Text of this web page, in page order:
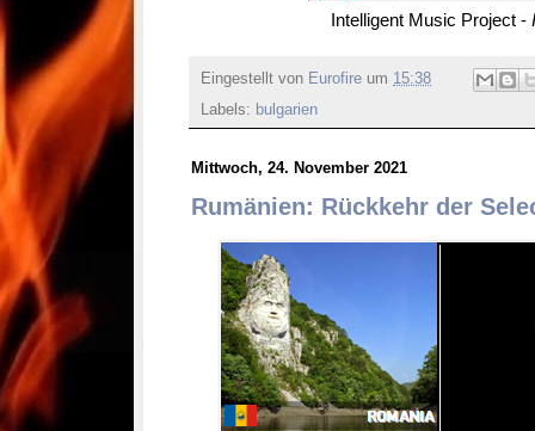
Intelligent Music Project -
Eingestellt von Eurofire um 15:38
Labels: bulgarien
Mittwoch, 24. November 2021
Rumänien: Rückkehr der